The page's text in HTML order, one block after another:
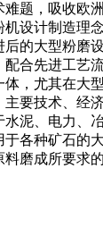
难题，吸收欧
设计制造理
后的大型粉磨
配合先进工艺
体，尤其在大
主要技术、经
水泥、电力、
于各种矿石的
磨成所要求的